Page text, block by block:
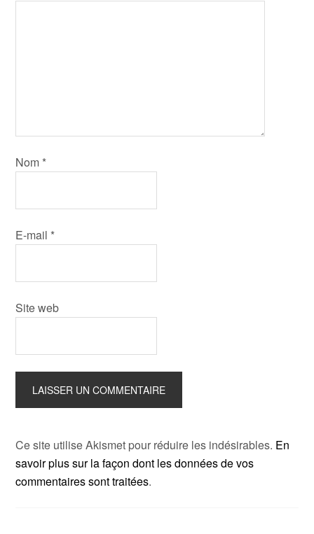
Nom *
E-mail *
Site web
Ce site utilise Akismet pour réduire les indésirables. En
savoir plus sur la façon dont les données de vos
commentaires sont traitées.